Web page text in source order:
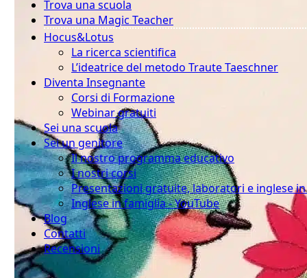
Trova una scuola
Trova una Magic Teacher
Hocus&Lotus
La ricerca scientifica
L’ideatrice del metodo Traute Taeschner
Diventa Insegnante
Corsi di Formazione
Webinar gratuiti
Sei una scuola
Sei un genitore
Il nostro programma educativo
I nostri corsi
Presentazioni gratuite, laboratori e inglese in
Inglese in famiglia - YouTube
Blog
Contatti
Recensioni